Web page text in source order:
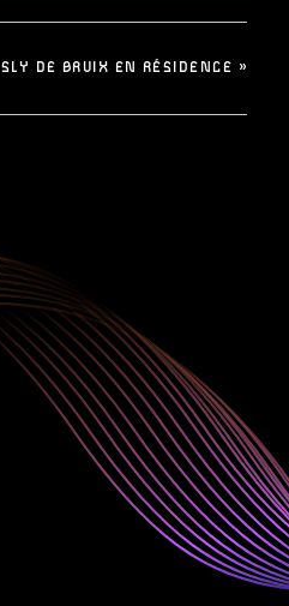
SLY DE BRUIX EN RÉSIDENCE »